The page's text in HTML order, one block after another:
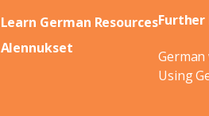
Learn German Resources
Alennukset
Further
Using